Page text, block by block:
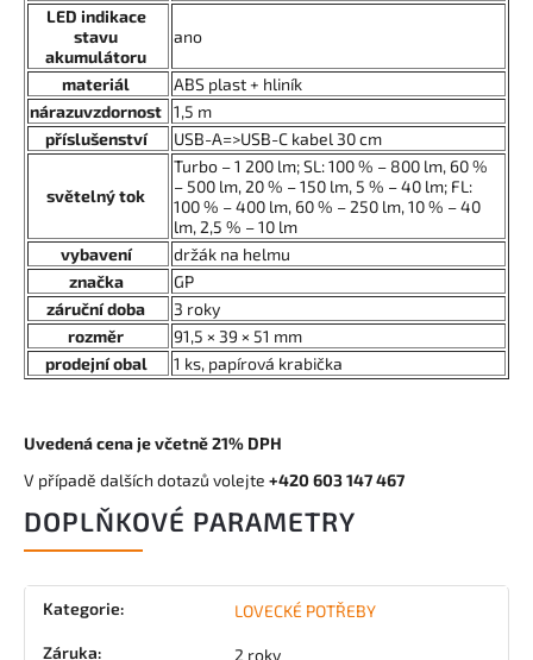
LED indikace
stavu
akumulátoru
ano
materiál
ABS plast + hliník
nárazuvzdornost 1,5 m
příslušenství
USB-A=>USB-C kabel 30 cm
světelný tok
Turbo – 1 200 lm; SL: 100 % – 800 lm, 60 %
– 500 lm, 20 % – 150 lm, 5 % – 40 lm; FL:
100 % – 400 lm, 60 % – 250 lm, 10 % – 40
lm, 2,5 % – 10 lm
vybavení
držák na helmu
značka
GP
záruční doba
3 roky
rozměr
91,5 × 39 × 51 mm
prodejní obal
1 ks, papírová krabička
Uvedená cena je včetně 21% DPH
V případě dalších dotazů volejte +420 603 147 467
DOPLŇKOVÉ PARAMETRY
Kategorie: LOVECKÉ POTŘEBY
Záruka: 2 roky